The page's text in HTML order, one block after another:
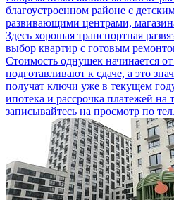
благоустроенном районе с
развивающими центрами,
Здесь хорошая транспортная
выбор квартир с готовым
Стоимость однушек начинается
подготавливают к сдаче, а это
получат ключи уже в текущем
ипотека и рассрочка платежей на
записывайтесь на просмотр по